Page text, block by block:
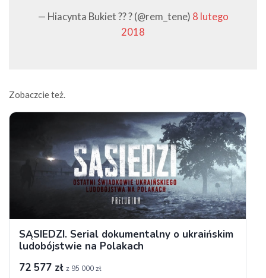
— Hiacynta Bukiet ?? ? (@rem_tene) 8 lutego
2018
Zobaczcie też.